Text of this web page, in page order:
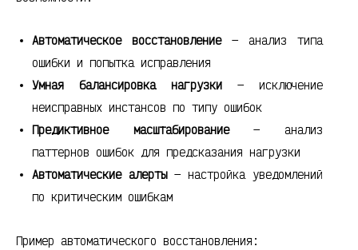
Автоматическое восстановление— анализ типа
ошибки и попытка исправления
Умная балансировка нагрузки— исключение
неисправных инстансов по типу ошибок
Предиктивное масштабирование— анализ
паттернов ошибок для предсказания нагрузки
Автоматические алерты— настройка уведомлений
по критическим ошибкам
Пример автоматического восстановления: